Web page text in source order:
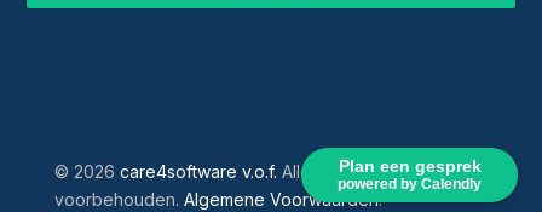
Plan een gesprek
powered by Calendly
© 2026 care4software v.o.f. Alle rechten
voorbehouden. Algemene Voorwaarden.